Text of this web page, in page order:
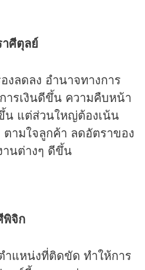
ศีตุลย์
งลดลง อำนาจทางการ
ารเงินดีขึ้น ความคืบหน้า
น แต่ส่วนใหญ่ต้องเน้น
ามใจลูกค้า ลดอัตราของ
านต่างๆ ดีขึ้น
พิจิก
ำแหน่งที่ติดขัด ทำให้การ